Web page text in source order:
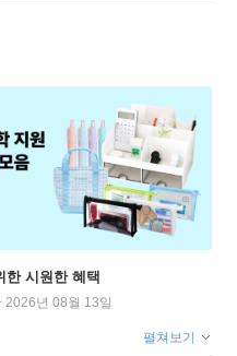
한 시원한 혜택
년 08월 13일
펼쳐보기